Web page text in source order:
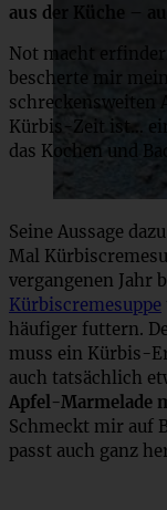
aus der Küche –
Not macht
bescherte mir
schreckensweiten
Kürbis-Zeit ist…
das Kochen und
Seine Aussage
Mal
vergangenen Jahr
Kürbiscremesuppe
häufiger futtern.
muss ein Kürbis-
auch tatsächlich
Apfel-Marmelade
Schmeckt mir auf
passt auch ganz